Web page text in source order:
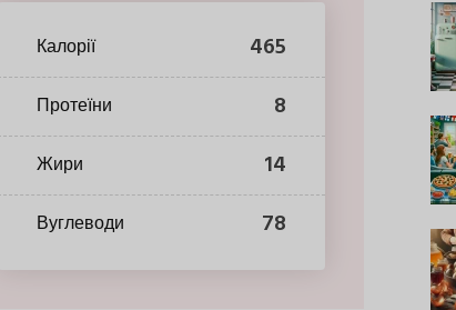
Калорії 465
Протеїни 8
Жири 14
Вуглеводи 78